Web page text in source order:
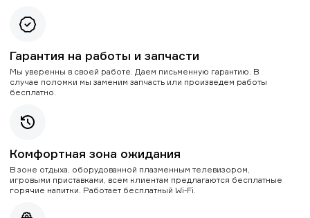
Гарантия на работы и запчасти
Мы уверенны в своей работе. Даем письменную гарантию. В
случае поломки мы заменим запчасть или произведем работы
бесплатно.
Комфортная зона ожидания
В зоне отдыха, оборудованной плазменным телевизором,
игровыми приставками, всем клиентам предлагаются бесплатные
горячие напитки. Работает бесплатный Wi-Fi.